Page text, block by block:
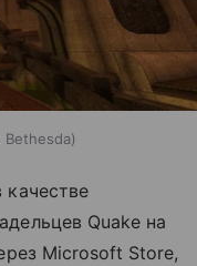
Bethesda
Quake на
Microsoft Store,